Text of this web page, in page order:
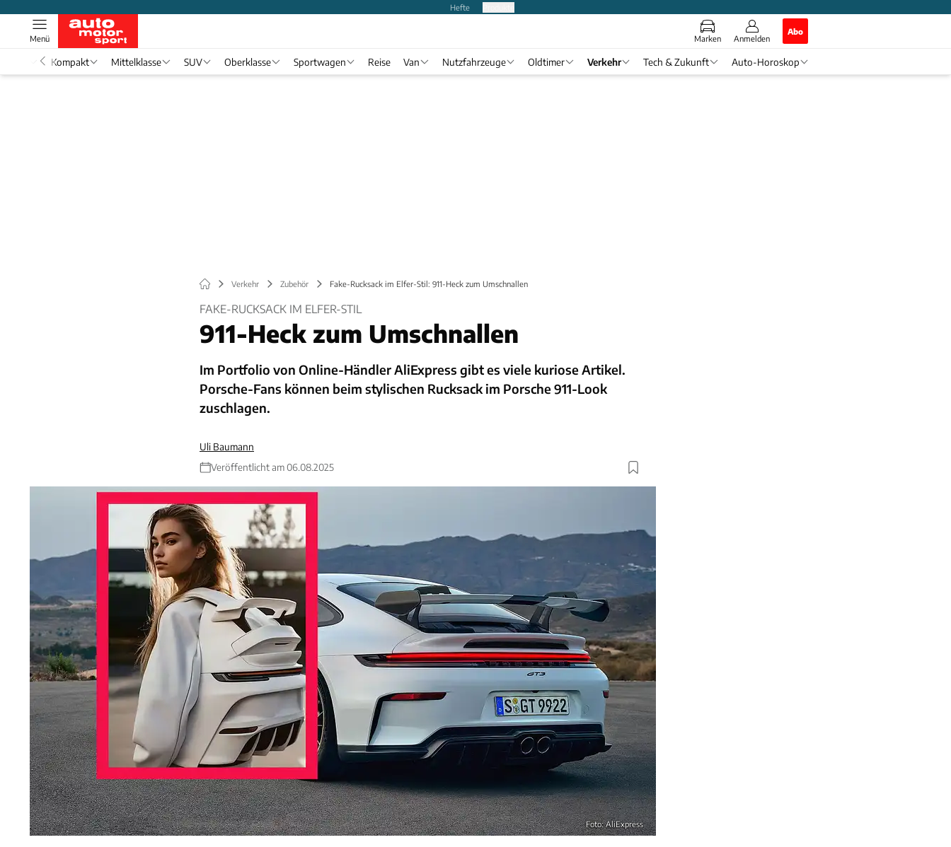
Hefte
Marken Anmelden
Abo
Menü
Kompakt Mittelklasse SUV Oberklasse Sportwagen Reise Van Nutzfahrzeuge Oldtimer Verkehr Tech & Zukunft Auto-Horoskop
Verkehr Zubehör Fake-Rucksack im Elfer-Stil: 911-Heck zum Umschnallen
FAKE-RUCKSACK IM ELFER-STIL
911-Heck zum Umschnallen
Im Portfolio von Online-Händler AliExpress gibt es viele kuriose Artikel.
Porsche-Fans können beim stylischen Rucksack im Porsche 911-Look
zuschlagen.
Uli Baumann
Veröffentlicht am 06.08.2025
Foto: AliExpress